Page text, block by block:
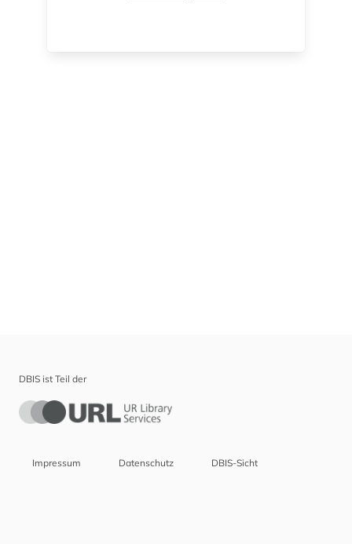
DBIS ist Teil der
Impressum Datenschutz DBIS-Sicht